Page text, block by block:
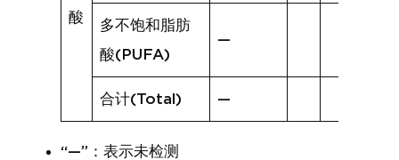
酸
多不饱和脂肪
酸(PUFA)
—
合计(Total) —
“—”：表示未检测